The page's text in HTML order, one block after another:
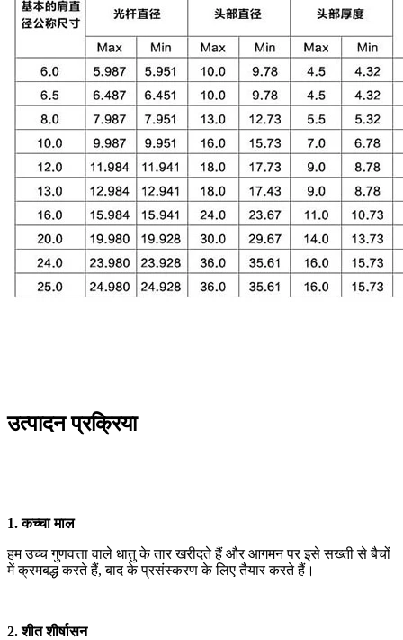
उत्पादन प्रक्रिया
1. कच्चा माल
हम उच्च गुणवत्ता वाले धातु के तार खरीदते हैं और आगमन पर इसे सख्ती से बैचों
में क्रमबद्ध करते हैं, बाद के प्रसंस्करण के लिए तैयार करते हैं।
2. शीत शीर्षासन